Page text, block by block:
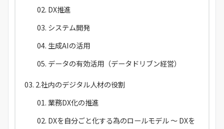
DX推進
システム開発
生成AIの活用
データの有効活用（データドリブン経営）
2.社内のデジタル人材の役割
業務DX化の推進
DXを自分ごと化する為のロールモデル ～ DXを